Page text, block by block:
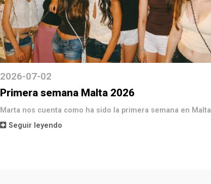
2026-07-02
Primera semana Malta 2026
Marta nos cuenta como ha sido la primera semana en Malta
Seguir leyendo